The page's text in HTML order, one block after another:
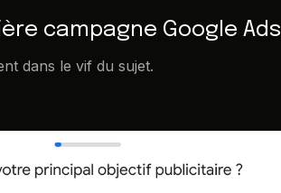
campagne Google Ads
dans le vif du sujet.